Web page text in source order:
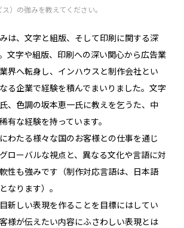
）の強みを教えてください。
は、文字と組版、そして印刷に関する深
文字や組版、印刷への深い関心から広告業
界へ転身し、インハウスと制作会社とい
る企業で経験を積んでまいりました。文字
、色調の坂本恵一氏に教えを乞うた、中
有な経験を持っています。
わたる様々な国のお客様との仕事を通じ
ローバルな視点と、異なる文化や言語に対
性も強みです（制作対応言語は、日本語
なります）。
新しい表現を作ることを目標にはしてい
様が伝えたい内容にふさわしい表現とは